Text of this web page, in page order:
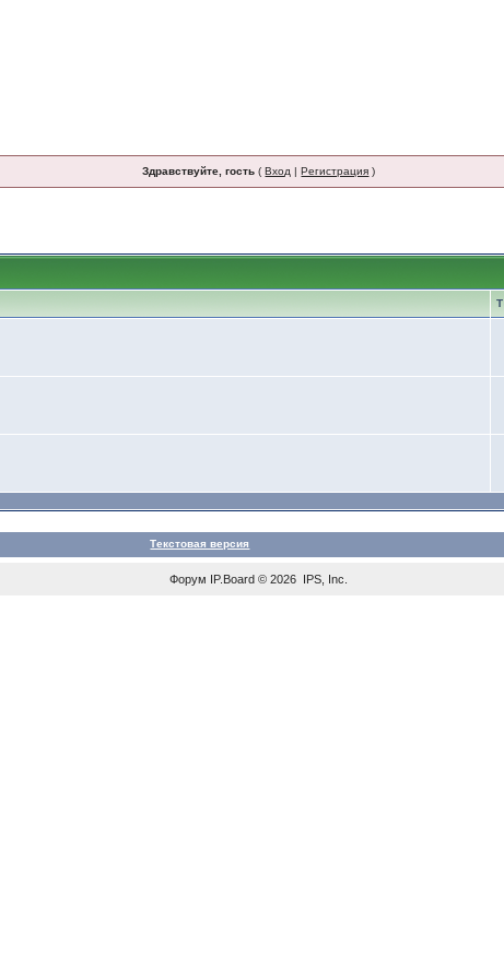
Здравствуйте, гость (Вход |Регистрация )
Текстовая версия
Форум IP.Board © 2026 IPS, Inc